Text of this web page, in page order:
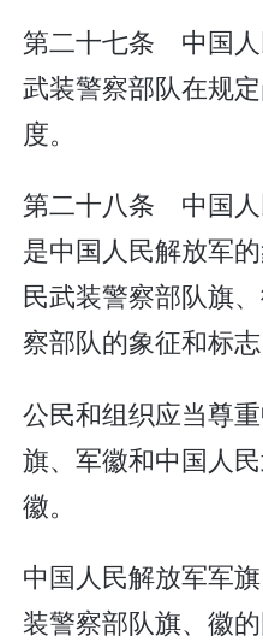
第二十七条 中国人
武装警察部队在规
度。
第二十八条 中国人
是中国人民解放军
民武装警察部队旗
察部队的象征和标志
公民和组织应当尊
旗、军徽和中国人民
徽。
中国人民解放军军
装警察部队旗、徽